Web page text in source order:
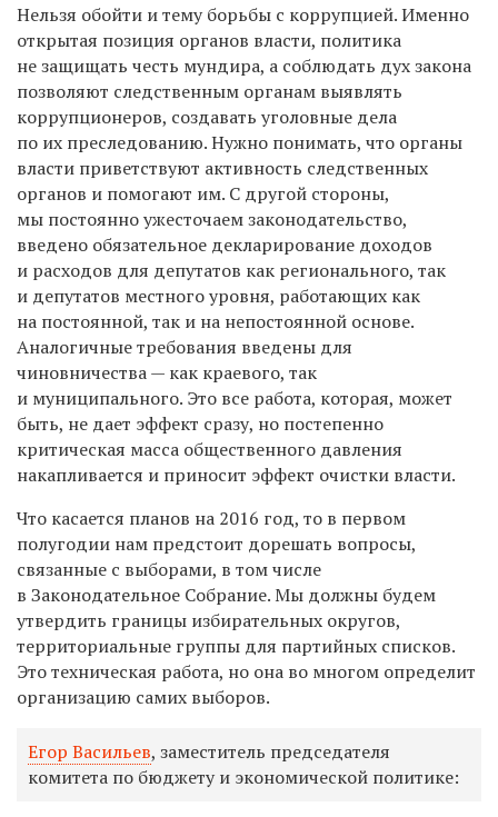
Нельзя обойти и тему борьбы с коррупцией. Именно
открытая позиция органов власти, политика
не защищать честь мундира, а соблюдать дух закона
позволяют следственным органам выявлять
коррупционеров, создавать уголовные дела
по их преследованию. Нужно понимать, что органы
власти приветствуют активность следственных
органов и помогают им. С другой стороны,
мы постоянно ужесточаем законодательство,
введено обязательное декларирование доходов
и расходов для депутатов как регионального, так
и депутатов местного уровня, работающих как
на постоянной, так и на непостоянной основе.
Аналогичные требования введены для
чиновничества — как краевого, так
и муниципального. Это все работа, которая, может
быть, не дает эффект сразу, но постепенно
критическая масса общественного давления
накапливается и приносит эффект очистки власти.
Что касается планов на 2016 год, то в первом
полугодии нам предстоит дорешать вопросы,
связанные с выборами, в том числе
в Законодательное Собрание. Мы должны будем
утвердить границы избирательных округов,
территориальные группы для партийных списков.
Это техническая работа, но она во многом определит
организацию самих выборов.
Егор Васильев, заместитель председателя
комитета по бюджету и экономической политике: